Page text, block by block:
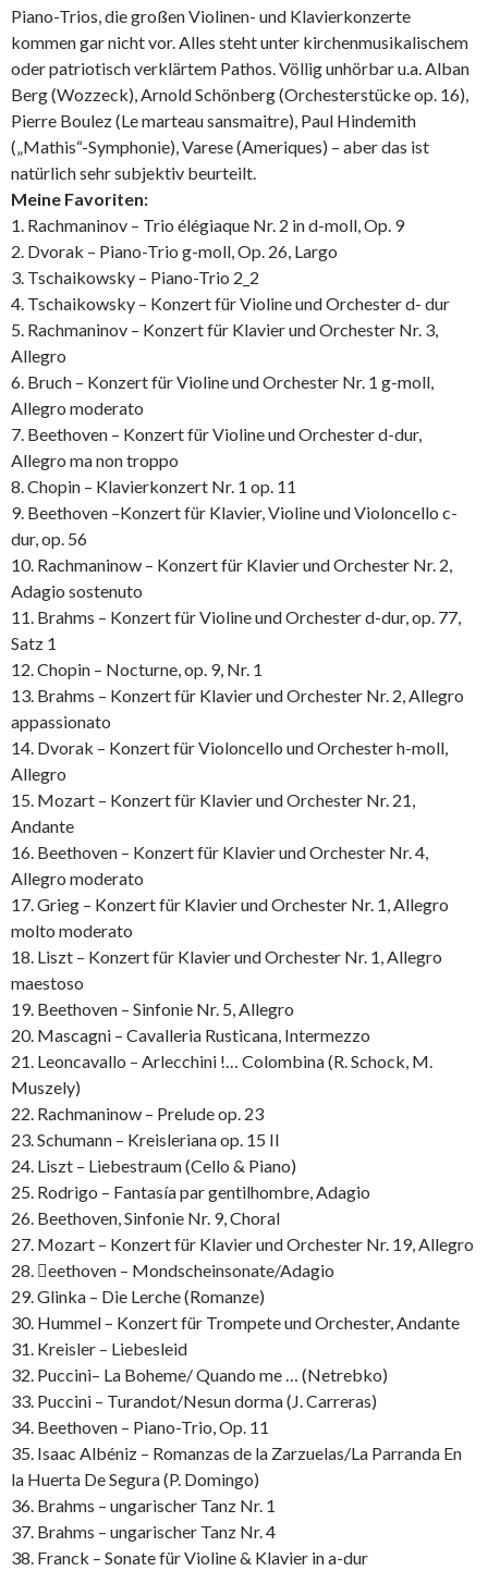
Piano-Trios, die großen Violinen- und Klavierkonzerte
kommen gar nicht vor. Alles steht unter kirchenmusikalischem
oder patriotisch verklärtem Pathos. Völlig unhörbar u.a. Alban
Berg (Wozzeck), Arnold Schönberg (Orchesterstücke op. 16),
Pierre Boulez (Le marteau sansmaitre), Paul Hindemith
(„Mathis“-Symphonie), Varese (Ameriques) – aber das ist
natürlich sehr subjektiv beurteilt.
Meine Favoriten:
1. Rachmaninov – Trio élégiaque Nr. 2 in d-moll, Op. 9
2. Dvorak – Piano-Trio g-moll, Op. 26, Largo
3. Tschaikowsky – Piano-Trio 2_2
4. Tschaikowsky – Konzert für Violine und Orchester d- dur
5. Rachmaninov – Konzert für Klavier und Orchester Nr. 3,
Allegro
6. Bruch – Konzert für Violine und Orchester Nr. 1 g-moll,
Allegro moderato
7. Beethoven – Konzert für Violine und Orchester d-dur,
Allegro ma non troppo
8. Chopin – Klavierkonzert Nr. 1 op. 11
9. Beethoven –Konzert für Klavier, Violine und Violoncello c-
dur, op. 56
10. Rachmaninow – Konzert für Klavier und Orchester Nr. 2,
Adagio sostenuto
11. Brahms – Konzert für Violine und Orchester d-dur, op. 77,
Satz 1
12. Chopin – Nocturne, op. 9, Nr. 1
13. Brahms – Konzert für Klavier und Orchester Nr. 2, Allegro
appassionato
14. Dvorak – Konzert für Violoncello und Orchester h-moll,
Allegro
15. Mozart – Konzert für Klavier und Orchester Nr. 21,
Andante
16. Beethoven – Konzert für Klavier und Orchester Nr. 4,
Allegro moderato
17. Grieg – Konzert für Klavier und Orchester Nr. 1, Allegro
molto moderato
18. Liszt – Konzert für Klavier und Orchester Nr. 1, Allegro
maestoso
19. Beethoven – Sinfonie Nr. 5, Allegro
20. Mascagni – Cavalleria Rusticana, Intermezzo
21. Leoncavallo – Arlecchini !… Colombina (R. Schock, M.
Muszely)
22. Rachmaninow – Prelude op. 23
23. Schumann – Kreisleriana op. 15 II
24. Liszt – Liebestraum (Cello & Piano)
25. Rodrigo – Fantasía par gentilhombre, Adagio
26. Beethoven, Sinfonie Nr. 9, Choral
27. Mozart – Konzert für Klavier und Orchester Nr. 19, Allegro
28. eethoven – Mondscheinsonate/Adagio
29. Glinka – Die Lerche (Romanze)
30. Hummel – Konzert für Trompete und Orchester, Andante
31. Kreisler – Liebesleid
32. Puccini– La Boheme/ Quando me … (Netrebko)
33. Puccini – Turandot/Nesun dorma (J. Carreras)
34. Beethoven – Piano-Trio, Op. 11
35. Isaac Albéniz – Romanzas de la Zarzuelas/La Parranda En
la Huerta De Segura (P. Domingo)
36. Brahms – ungarischer Tanz Nr. 1
37. Brahms – ungarischer Tanz Nr. 4
38. Franck – Sonate für Violine & Klavier in a-dur